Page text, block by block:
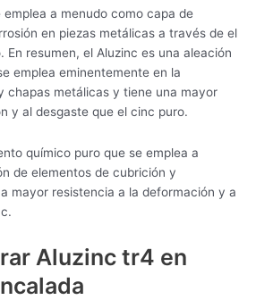
emplea a menudo como capa de
en piezas metálicas a través de el
En resumen, el Aluzinc es una aleación
emplea eminentemente en la
chapas metálicas y tiene una mayor
y al desgaste que el cinc puro.
químico puro que se emplea a
de elementos de cubrición y
mayor resistencia a la deformación y a
Aluzinc tr4 en